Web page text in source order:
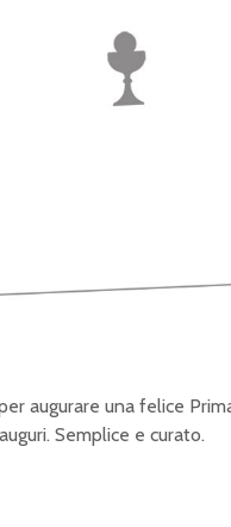
augurare una felice
Semplice e curato.